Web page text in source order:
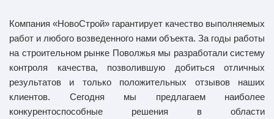
Компания «НовоСтрой» гарантирует качество выполняемых
работ и любого возведенного нами объекта. За годы работы
на строительном рынке Поволжья мы разработали систему
контроля качества, позволившую добиться отличных
результатов и только положительных отзывов наших
клиентов. Сегодня мы предлагаем наиболее
конкурентоспособные решения в области